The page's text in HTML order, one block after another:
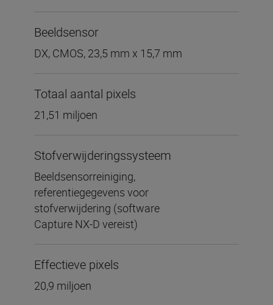
Beeldsensor
DX, CMOS, 23,5 mm x 15,7 mm
Totaal aantal pixels
21,51 miljoen
Stofverwijderingssysteem
Beeldsensorreiniging,
referentiegegevens voor
stofverwijdering (software
Capture NX-D vereist)
Effectieve pixels
20,9 miljoen